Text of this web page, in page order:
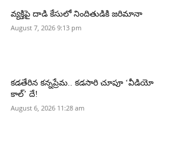
వ్యక్తిపై దాడి కేసులో నిందితుడికి జరిమానా
August 7, 2026 9:13 pm
కడతేరిన కన్నప్రేమ.. కడసారి చూపూ ‘వీడియో
కాల్’ దే!
August 6, 2026 11:28 am